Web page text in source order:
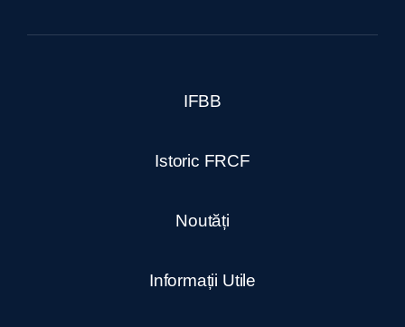
IFBB
Istoric FRCF
Noutăți
Informații Utile